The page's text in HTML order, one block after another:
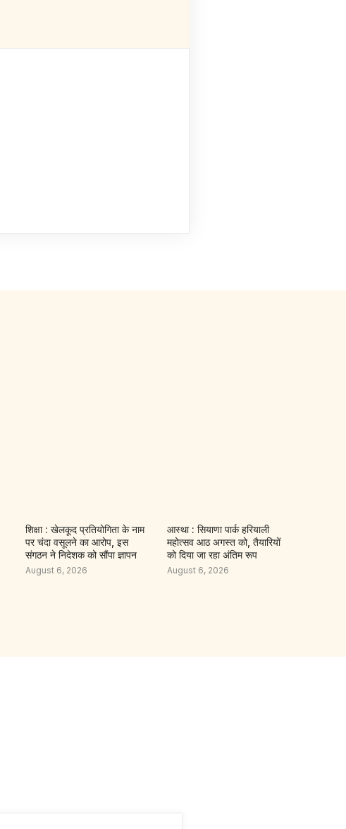
शिक्षा : खेलकूद प्रतियोगिता के नाम
पर चंदा वसूलने का आरोप, इस
संगठन ने निदेशक को सौंपा ज्ञापन
August 6, 2026
आस्था : सियाणा पार्क हरियाली
महोत्सव आठ अगस्त को, तैयारियों
को दिया जा रहा अंतिम रूप
August 6, 2026